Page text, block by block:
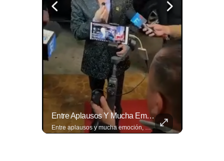
Entre Aplausos Y Mucha Emoción, Marito Rivera Llegó A La Celebración De Sus “55 Años De Gala”, Una Noche Especial Para Recordar Su Trayectoria Y...
Entre aplausos y mucha emoción, Marito Rivera llegó a la celebración de sus “55 años de Gala”, una noche especial para recordar su trayectoria y los éxitos que han marcado generaciones. Así fue el recibimiento del ícono de la música tropical salvadoreña. Lee más ➡️ eldiariodehoy.com